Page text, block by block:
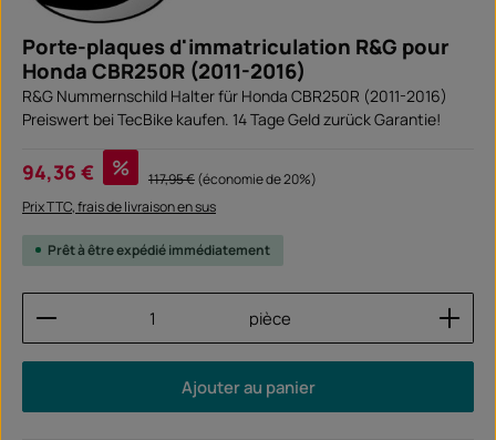
Porte-plaques d'immatriculation R&G pour
Honda CBR250R (2011-2016)
R&G Nummernschild Halter für Honda CBR250R (2011-2016)
Preiswert bei TecBike kaufen. 14 Tage Geld zurück Garantie!
Prix de vente :
94,36 € % Prix régulier :
117,95 €(économie de 20%)
Prix TTC, frais de livraison en sus
Prêt à être expédié immédiatement
Quantité de produit : Entrez la quantité
pièce
Ajouter au panier